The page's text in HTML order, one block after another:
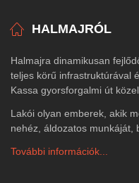
HALMAJRÓL
Halmajra dinamikusan
teljes körű infrastruktúrával
Kassa gyorsforgalmi út
Lakói olyan emberek, akik
nehéz, áldozatos munkáját,
További információk...